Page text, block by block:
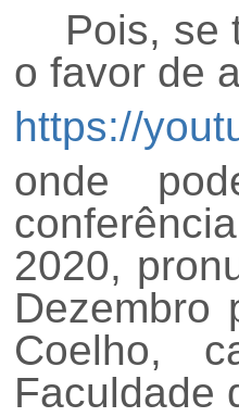
Pois, se
o favor de
https://
onde
2020,
Dezembro
Coelho,
Faculdade